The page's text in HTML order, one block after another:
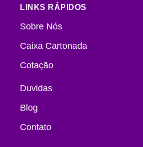
LINKS RÁPIDOS
Sobre Nós
Caixa Cartonada
Cotação
Duvidas
Blog
Contato